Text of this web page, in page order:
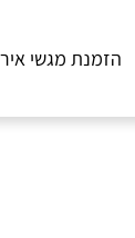
הזמנת מגשי